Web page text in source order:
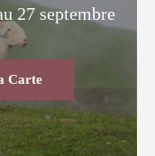
27 septembre
Carte